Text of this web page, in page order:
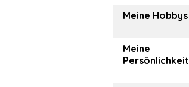
Meine Hobbys
Meine
Persönlichkeit